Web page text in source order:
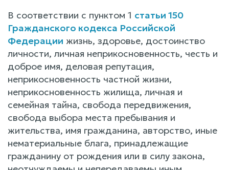
В соответствии с пунктом 1 статьи 150
Гражданского кодекса Российской
Федерации жизнь, здоровье, достоинство
личности, личная неприкосновенность, честь и
доброе имя, деловая репутация,
неприкосновенность частной жизни,
неприкосновенность жилища, личная и
семейная тайна, свобода передвижения,
свобода выбора места пребывания и
жительства, имя гражданина, авторство, иные
нематериальные блага, принадлежащие
гражданину от рождения или в силу закона,